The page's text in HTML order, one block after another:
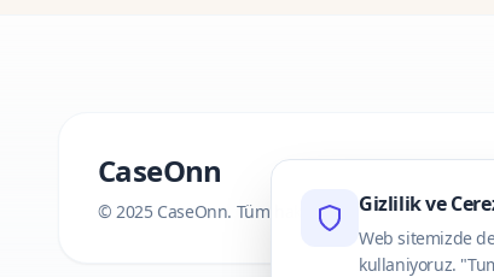
CaseOnn
© 2025 CaseOnn. Tüm hakları saklıdır.Gizlilik ve
Web sitemizde
kullaniyoruz.